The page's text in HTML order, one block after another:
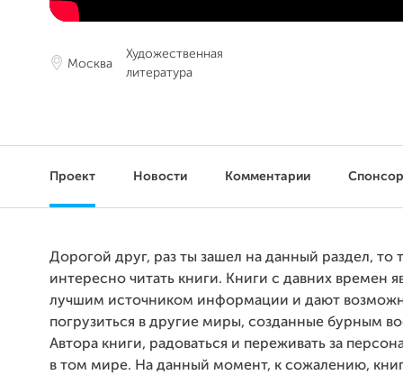
Москва
Художественная
литература
Проект Новости Комментарии
Дорогой друг, раз ты зашел на данный раздел, то
интересно читать книги. Книги с давних времен
лучшим источником информации и дают
погрузиться в другие миры, созданные бурным
Автора книги, радоваться и переживать за
в том мире. На данный момент, к сожалению,